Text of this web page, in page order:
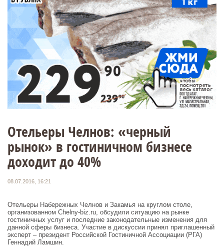
Отельеры Челнов: «черный
рынок» в гостиничном бизнесе
доходит до 40%
08.07.2016, 16:21
Отельеры Набережных Челнов и Закамья на круглом столе,
организованном Chelny-biz.ru, обсудили ситуацию на рынке
гостиничных услуг и последние законодательные изменения для
данной сферы бизнеса. Участие в дискуссии принял приглашенный
эксперт – президент Российской Гостиничной Ассоциации (РГА)
Геннадий Ламшин.